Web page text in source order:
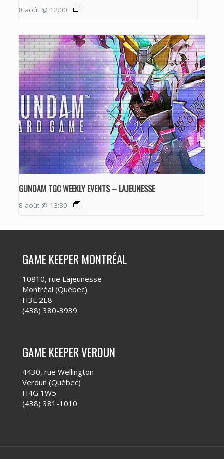
8 août @ 12:00
GUNDAM TGC WEEKLY EVENTS – LAJEUNESSE
8 août @ 13:30
GAME KEEPER MONTRÉAL
10810, rue Lajeunesse
Montréal (Québec)
H3L 2E8
(438) 380-3939
GAME KEEPER VERDUN
4430, rue Wellington
Verdun (Québec)
H4G 1W5
(438) 381-1010